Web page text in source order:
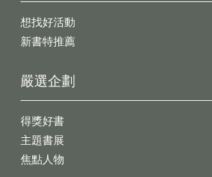
想找好活動
新書特推薦
嚴選企劃
得獎好書
主題書展
焦點人物